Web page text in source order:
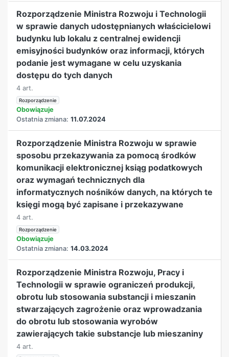
Rozporządzenie Ministra Rozwoju i Technologii
w sprawie danych udostępnianych właścicielowi
budynku lub lokalu z centralnej ewidencji
emisyjności budynków oraz informacji, których
podanie jest wymagane w celu uzyskania
dostępu do tych danych
4 art.
Rozporządzenie
Obowiązuje
Ostatnia zmiana: 11.07.2024
Rozporządzenie Ministra Rozwoju w sprawie
sposobu przekazywania za pomocą środków
komunikacji elektronicznej ksiąg podatkowych
oraz wymagań technicznych dla
informatycznych nośników danych, na których te
księgi mogą być zapisane i przekazywane
4 art.
Rozporządzenie
Obowiązuje
Ostatnia zmiana: 14.03.2024
Rozporządzenie Ministra Rozwoju, Pracy i
Technologii w sprawie ograniczeń produkcji,
obrotu lub stosowania substancji i mieszanin
stwarzających zagrożenie oraz wprowadzania
do obrotu lub stosowania wyrobów
zawierających takie substancje lub mieszaniny
4 art.